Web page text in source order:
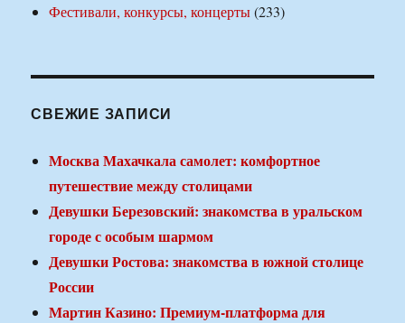
Фестивали, конкурсы, концерты(233)
СВЕЖИЕ ЗАПИСИ
Москва Махачкала самолет: комфортное
путешествие между столицами
Девушки Березовский: знакомства в уральском
городе с особым шармом
Девушки Ростова: знакомства в южной столице
России
Мартин Казино: Премиум-платформа для